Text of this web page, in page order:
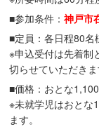
■参加条件：神戸市
■定員：各日程80名
※申込受付は先着制
切らせていただきま
■価格：おとな
※未就学児はおとな
ます。